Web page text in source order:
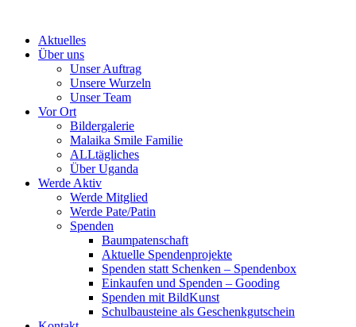
contentAktuelles
Über uns
Unser Auftrag
Unsere Wurzeln
Unser Team
Vor Ort
Bildergalerie
Malaika Smile Familie
ALLtägliches
Über Uganda
Werde Aktiv
Werde Mitglied
Werde Pate/Patin
Spenden
Baumpatenschaft
Aktuelle Spendenprojekte
Spenden statt Schenken – Spendenbox
Einkaufen und Spenden – Gooding
Spenden mit BildKunst
Schulbausteine als Geschenkgutschein